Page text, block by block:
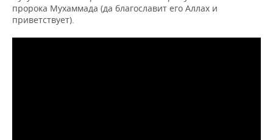
пророка Мухаммада (да благославит его Аллах и
приветствует).